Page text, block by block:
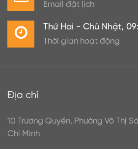
Email đặt lịch
Thứ Hai - Chủ Nhật,
Thời gian hoạt động
Địa chỉ
10 Trương Quyền, Phường Võ Thị
Chí Minh